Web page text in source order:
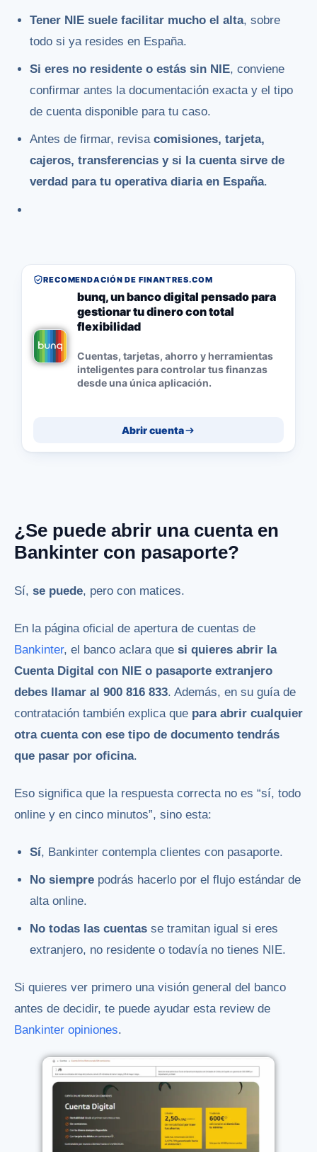
Tener NIE suele facilitar mucho el alta, sobre
todo si ya resides en España.
Si eres no residente o estás sin NIE, conviene
confirmar antes la documentación exacta y el tipo
de cuenta disponible para tu caso.
Antes de firmar, revisacomisiones, tarjeta,
cajeros, transferencias y si la cuenta sirve de
verdad para tu operativa diaria en España.
RECOMENDACIÓN DE FINANTRES.COM
bunq, un banco digital pensado para
gestionar tu dinero con total
flexibilidad
Cuentas, tarjetas, ahorro y herramientas
inteligentes para controlar tus finanzas
desde una única aplicación.
Abrir cuenta
¿Se puede abrir una cuenta en
Bankinter con pasaporte?
Sí, se puede, pero con matices.
En la página oficial de apertura de cuentas de
Bankinter, el banco aclara que si quieres abrir la
Cuenta Digital con NIE o pasaporte extranjero
debes llamar al 900 816 833. Además, en su guía de
contratación también explica que para abrir cualquier
otra cuenta con ese tipo de documento tendrás
que pasar por oficina.
Eso significa que la respuesta correcta no es “sí, todo
online y en cinco minutos”, sino esta:
Sí, Bankinter contempla clientes con pasaporte.
No siempre podrás hacerlo por el flujo estándar de
alta online.
No todas las cuentas se tramitan igual si eres
extranjero, no residente o todavía no tienes NIE.
Si quieres ver primero una visión general del banco
antes de decidir, te puede ayudar esta review de
Bankinter opiniones.